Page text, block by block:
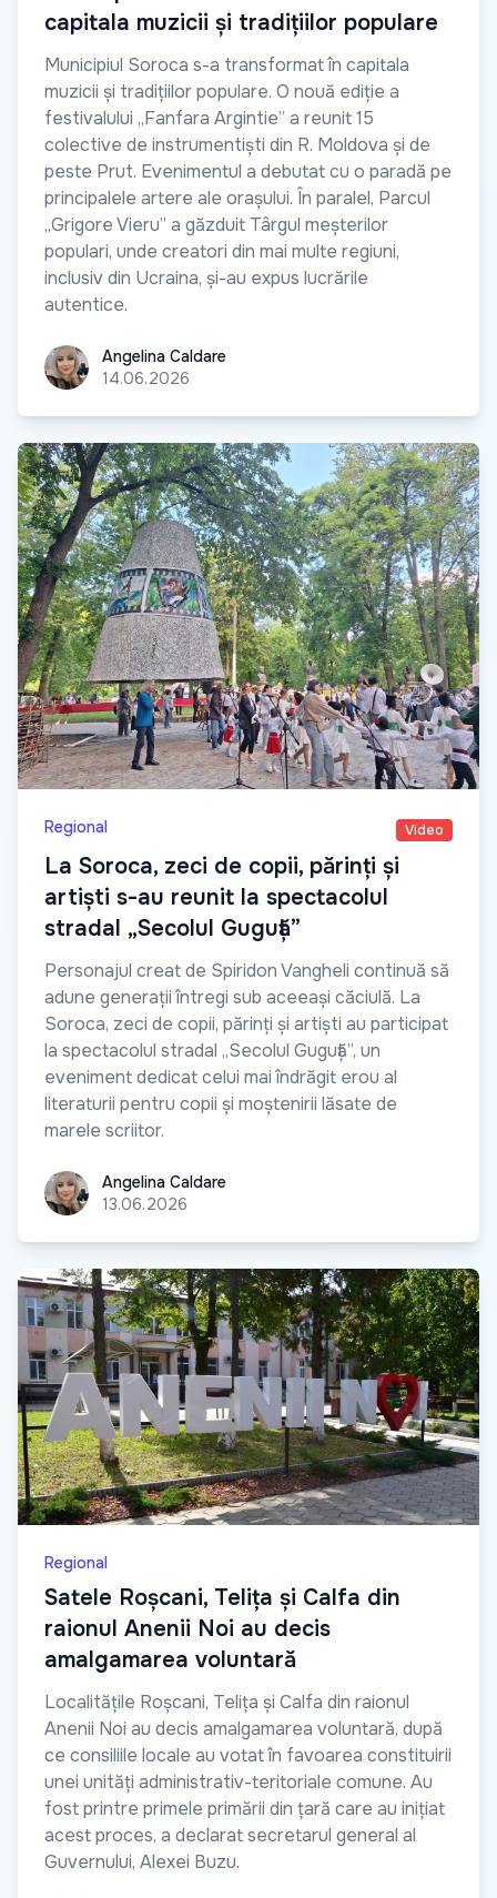
capitala muzicii și tradițiilor populare
Municipiul Soroca s-a transformat în capitala
muzicii și tradițiilor populare. O nouă ediție a
festivalului „Fanfara Argintie” a reunit 15
colective de instrumentiști din R. Moldova și de
peste Prut. Evenimentul a debutat cu o paradă pe
principalele artere ale orașului. În paralel, Parcul
„Grigore Vieru” a găzduit Târgul meșterilor
populari, unde creatori din mai multe regiuni,
inclusiv din Ucraina, și-au expus lucrările
autentice.
Angelina Caldare
Angelina Caldare
14.06.2026
Regional Video
La Soroca, zeci de copii, părinți și
artiști s-au reunit la spectacolul
stradal „Secolul Guguță”
Personajul creat de Spiridon Vangheli continuă să
adune generații întregi sub aceeași căciulă. La
Soroca, zeci de copii, părinți și artiști au participat
la spectacolul stradal „Secolul Guguță”, un
eveniment dedicat celui mai îndrăgit erou al
literaturii pentru copii și moștenirii lăsate de
marele scriitor.
Angelina Caldare
Angelina Caldare
13.06.2026
Regional
Satele Roșcani, Telița și Calfa din
raionul Anenii Noi au decis
amalgamarea voluntară
Localitățile Roșcani, Telița și Calfa din raionul
Anenii Noi au decis amalgamarea voluntară, după
ce consiliile locale au votat în favoarea constituirii
unei unități administrativ-teritoriale comune. Au
fost printre primele primării din țară care au inițiat
acest proces, a declarat secretarul general al
Guvernului, Alexei Buzu.